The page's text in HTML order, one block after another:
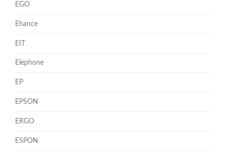
EGO
Ehance
EIT
Elephone
EP
EPSON
ERGO
ESPON